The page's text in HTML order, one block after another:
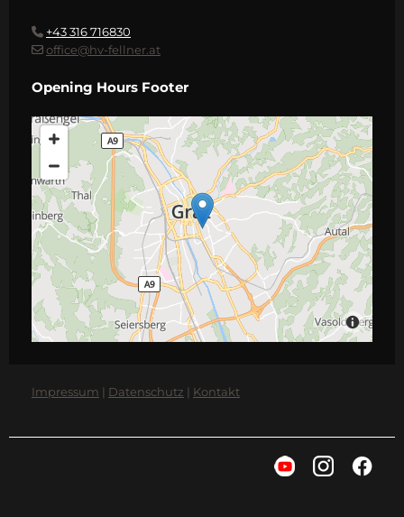
 +43 316 716830
 office@hv-fellner.at
Opening Hours Footer
Impressum | Datenschutz | Kontakt